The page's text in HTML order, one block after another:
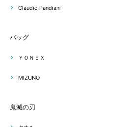
Claudio Pandiani
バッグ
ＹＯＮＥＸ
MIZUNO
鬼滅の刃